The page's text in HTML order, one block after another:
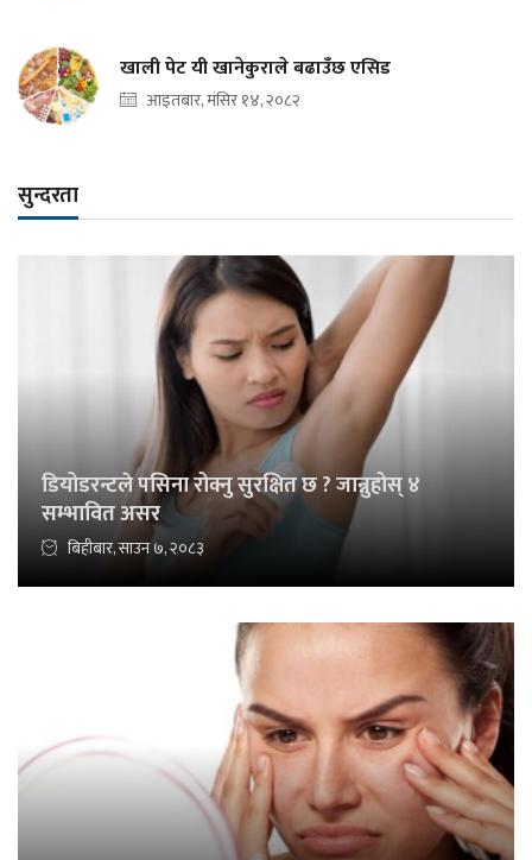
खाली पेट यी खानेकुराले बढाउँछ एसिड
आइतबार, मंसिर १४, २०८२
सुन्दरता
डियोडरन्टले पसिना रोक्नु सुरक्षित छ ? जान्नुहोस् ४
सम्भावित असर
बिहीबार, साउन ७, २०८३